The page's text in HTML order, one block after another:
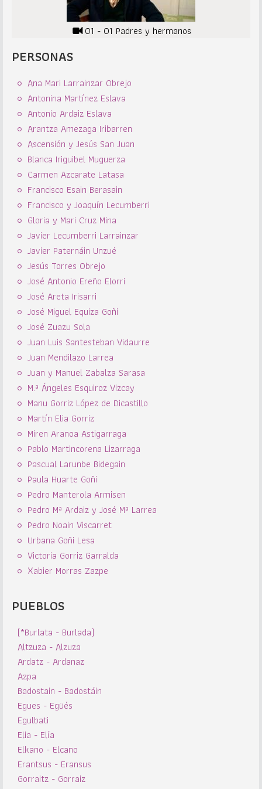
01 - 01 Padres y hermanos
PERSONAS
Ana Mari Larrainzar Obrejo
Antonina Martínez Eslava
Antonio Ardaiz Eslava
Arantza Amezaga Iribarren
Ascensión y Jesús San Juan
Blanca Iriguibel Muguerza
Carmen Azcarate Latasa
Francisco Esain Berasain
Francisco y Joaquín Lecumberri
Gloria y Mari Cruz Mina
Javier Lecumberri Larrainzar
Javier Paternáin Unzué
Jesús Torres Obrejo
José Antonio Ereño Elorri
José Areta Irisarri
José Miguel Equiza Goñi
José Zuazu Sola
Juan Luis Santesteban Vidaurre
Juan Mendilazo Larrea
Juan y Manuel Zabalza Sarasa
M.ª Ángeles Esquiroz Vizcay
Manu Gorriz López de Dicastillo
Martín Elia Gorriz
Miren Aranoa Astigarraga
Pablo Martincorena Lizarraga
Pascual Larunbe Bidegain
Paula Huarte Goñi
Pedro Manterola Armisen
Pedro Mª Ardaiz y José Mª Larrea
Pedro Noain Viscarret
Urbana Goñi Lesa
Victoria Gorriz Garralda
Xabier Morras Zazpe
PUEBLOS
(*Burlata - Burlada)
Altzuza - Alzuza
Ardatz - Ardanaz
Azpa
Badostain - Badostáin
Egues - Egüés
Egulbati
Elia - Elía
Elkano - Elcano
Erantsus - Eransus
Gorraitz - Gorraiz